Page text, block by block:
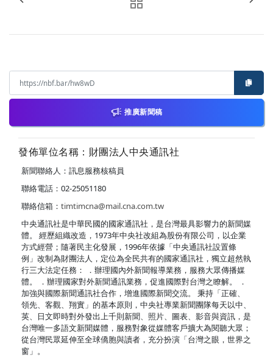
推廣新聞稿
發佈單位名稱：財團法人中央通訊社
新聞聯絡人：訊息服務核稿員
聯絡電話：02-25051180
聯絡信箱： timtimcna@mail.cna.com.tw
中央通訊社是中華民國的國家通訊社，是台灣最具影響力的新聞媒
體。 經歷組織改造，1973年中央社改組為股份有限公司，以企業
方式經營；隨著民主化發展，1996年依據「中央通訊社設置條
例」改制為財團法人，定位為全民共有的國家通訊社，獨立超然執
行三大法定任務： ．辦理國內外新聞報導業務，服務大眾傳播媒
體。 ．辦理國家對外新聞通訊業務，促進國際對台灣之瞭解。 ．
加強與國際新聞通訊社合作，增進國際新聞交流。 秉持「正確、
領先、客觀、翔實」的基本原則，中央社專業新聞團隊每天以中、
英、日文即時對外發出上千則新聞、照片、圖表、影音與資訊，是
台灣唯一多語文新聞媒體，服務對象從媒體客戶擴大為閱聽大眾；
從台灣民眾延伸至全球僑胞與讀者，充分扮演「台灣之眼，世界之
窗」。